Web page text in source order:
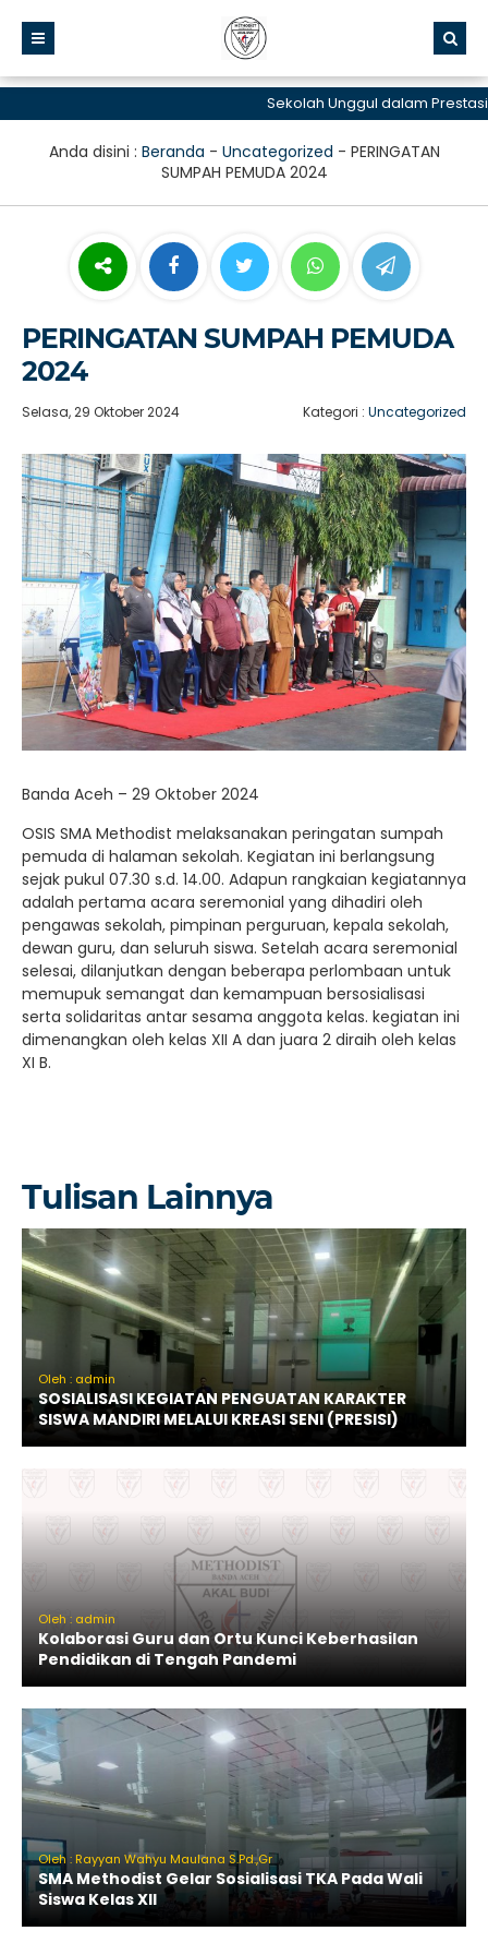
Sekolah Unggul dalam Prestasi
Anda disini : Beranda - Uncategorized - PERINGATAN
SUMPAH PEMUDA 2024
PERINGATAN SUMPAH PEMUDA
2024
Selasa, 29 Oktober 2024 Kategori : Uncategorized
Banda Aceh – 29 Oktober 2024
OSIS SMA Methodist melaksanakan peringatan sumpah
pemuda di halaman sekolah. Kegiatan ini berlangsung
sejak pukul 07.30 s.d. 14.00. Adapun rangkaian kegiatannya
adalah pertama acara seremonial yang dihadiri oleh
pengawas sekolah, pimpinan perguruan, kepala sekolah,
dewan guru, dan seluruh siswa. Setelah acara seremonial
selesai, dilanjutkan dengan beberapa perlombaan untuk
memupuk semangat dan kemampuan bersosialisasi
serta solidaritas antar sesama anggota kelas. kegiatan ini
dimenangkan oleh kelas XII A dan juara 2 diraih oleh kelas
XI B.
Tulisan Lainnya
Oleh : admin
SOSIALISASI KEGIATAN PENGUATAN KARAKTER
SISWA MANDIRI MELALUI KREASI SENI (PRESISI)
Oleh : admin
Kolaborasi Guru dan Ortu Kunci Keberhasilan
Pendidikan di Tengah Pandemi
Oleh : Rayyan Wahyu Maulana S.Pd.,Gr
SMA Methodist Gelar Sosialisasi TKA Pada Wali
Siswa Kelas XII